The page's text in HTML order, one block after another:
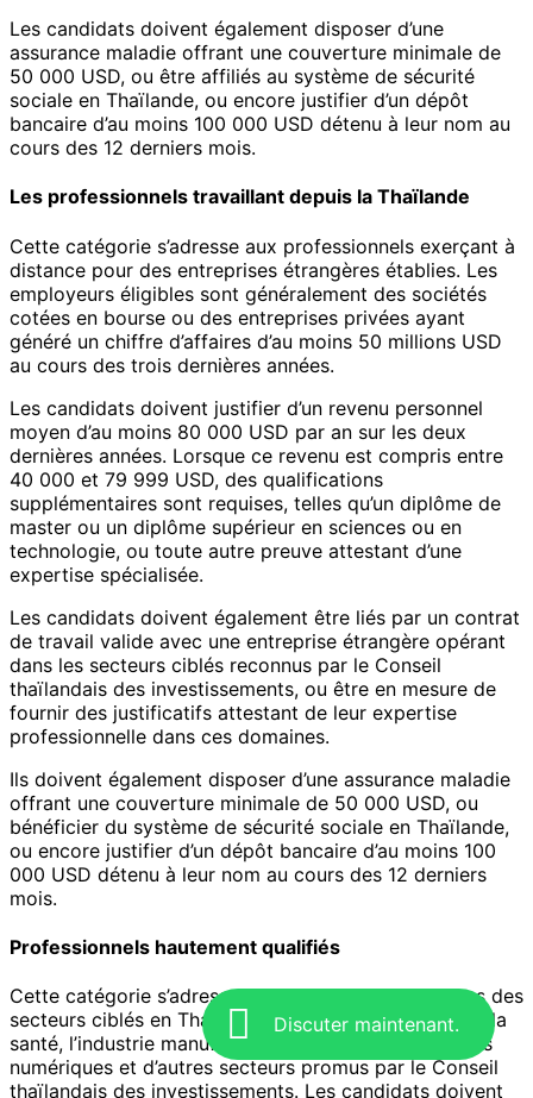
Les candidats doivent également disposer d’une
assurance maladie offrant une couverture minimale de
50 000 USD, ou être affiliés au système de sécurité
sociale en Thaïlande, ou encore justifier d’un dépôt
bancaire d’au moins 100 000 USD détenu à leur nom au
cours des 12 derniers mois.
Les professionnels travaillant depuis la Thaïlande
Cette catégorie s’adresse aux professionnels exerçant à
distance pour des entreprises étrangères établies. Les
employeurs éligibles sont généralement des sociétés
cotées en bourse ou des entreprises privées ayant
généré un chiffre d’affaires d’au moins 50 millions USD
au cours des trois dernières années.
Les candidats doivent justifier d’un revenu personnel
moyen d’au moins 80 000 USD par an sur les deux
dernières années. Lorsque ce revenu est compris entre
40 000 et 79 999 USD, des qualifications
supplémentaires sont requises, telles qu’un diplôme de
master ou un diplôme supérieur en sciences ou en
technologie, ou toute autre preuve attestant d’une
expertise spécialisée.
Les candidats doivent également être liés par un contrat
de travail valide avec une entreprise étrangère opérant
dans les secteurs ciblés reconnus par le Conseil
thaïlandais des investissements, ou être en mesure de
fournir des justificatifs attestant de leur expertise
professionnelle dans ces domaines.
Ils doivent également disposer d’une assurance maladie
offrant une couverture minimale de 50 000 USD, ou
bénéficier du système de sécurité sociale en Thaïlande,
ou encore justifier d’un dépôt bancaire d’au moins 100
000 USD détenu à leur nom au cours des 12 derniers
mois.
Professionnels hautement qualifiés
Cette catégorie s’adresse aux experts exerçant dans des
secteurs ciblés en Thaïlande, tels que la technologie, la
santé, l’industrie manufacturière avancée, les services
numériques et d’autres secteurs promus par le Conseil
thaïlandais des investissements. Les candidats doivent
Discuter maintenant.